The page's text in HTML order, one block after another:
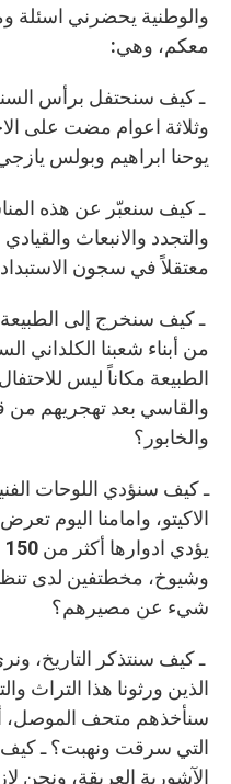
والوطنية يحضرني اسئلة
معكم، وهي:
ـ كيف سنحتفل برأس السنة
وثلاثة اعوام مضت على
يوحنا ابراهيم وبولس
ـ كيف سنعبّر عن هذه
والتجدد والانبعاث
معتقلاً في سجون
من أبناء شعبنا الكلداني
الطبيعة مكاناً ليس
والقاسي بعد تهجريهم من
والخابور؟
ـ كيف سنؤدي اللوحات
الاكيتو، وامامنا اليوم
وشيوخ، مخطتفين لدى
شيء عن مصيرهم؟
ـ كيف سنتذكر التاريخ، ونري
الذين ورثونا هذا التراث
سنأخذهم متحف الموصل،
التي سرقت ونهبت؟ ـ كيف
الآشورية العريقة، ونحن